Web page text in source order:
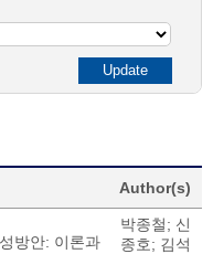
Author(s)
방안: 이론과
박종철; 신
종호; 김석